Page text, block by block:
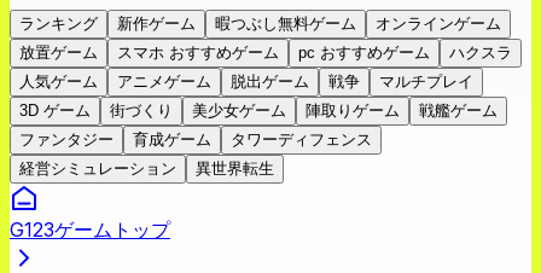
ランキング 新作ゲーム 暇つぶし無料ゲーム
オンラインゲーム
放置ゲーム
スマホ おすすめゲーム pc おすすめゲーム
ハクスラ
人気ゲーム
アニメゲーム 脱出ゲーム 戦争
マルチプレイ
3D ゲーム
街づくり 美少女ゲーム 陣取りゲーム
戦艦ゲーム
ファンタジー
育成ゲーム
タワーディフェンス
経営シミュレーション
異世界転生
G123ゲームトップ